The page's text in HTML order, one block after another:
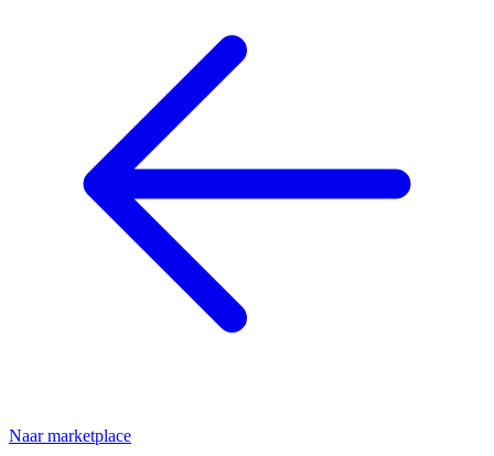
Naar marketplace